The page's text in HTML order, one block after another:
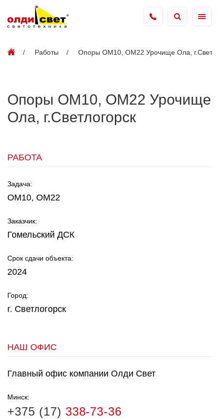
Работы Опоры ОМ10, ОМ22 Урочище Ола,
Опоры ОМ10, ОМ22 Урочище
Ола, г.Светлогорск
РАБОТА
Задача:
ОМ10, ОМ22
Заказчик:
Гомельский ДСК
Срок сдачи объекта:
2024
Город:
г. Светлогорск
НАШ ОФИС
Главный офис компании Олди Свет
Минск:
+375 (17) 338-73-36